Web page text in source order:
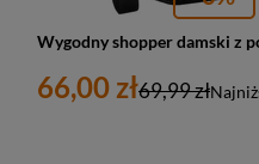
66,00 zł69,99 zł